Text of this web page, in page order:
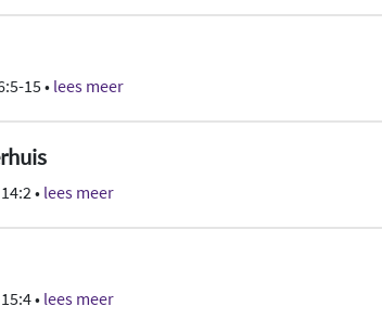
15 •lees meer
•lees meer
•lees meer